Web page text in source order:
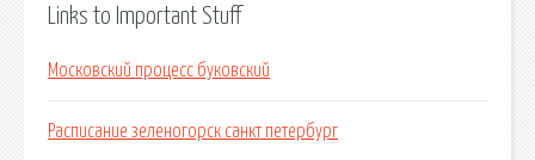
Links to Important Stuff
Московский процесс буковский
Расписание зеленогорск санкт петербург